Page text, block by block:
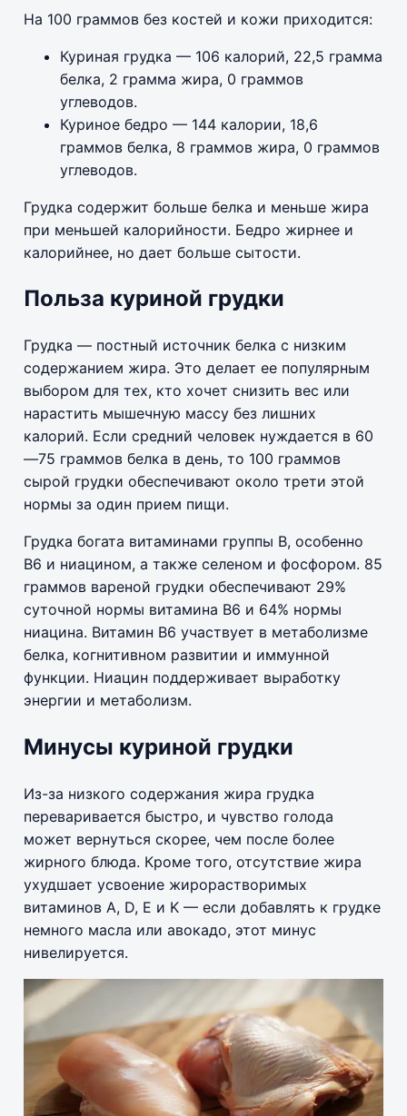
На 100 граммов без костей и кожи приходится:
Куриная грудка — 106 калорий, 22,5 грамма
белка, 2 грамма жира, 0 граммов
углеводов.
Куриное бедро — 144 калории, 18,6
граммов белка, 8 граммов жира, 0 граммов
углеводов.
Грудка содержит больше белка и меньше жира
при меньшей калорийности. Бедро жирнее и
калорийнее, но дает больше сытости.
Польза куриной грудки
Грудка — постный источник белка с низким
содержанием жира. Это делает ее популярным
выбором для тех, кто хочет снизить вес или
нарастить мышечную массу без лишних
калорий. Если средний человек нуждается в 60
—75 граммов белка в день, то 100 граммов
сырой грудки обеспечивают около трети этой
нормы за один прием пищи.
Грудка богата витаминами группы B, особенно
B6 и ниацином, а также селеном и фосфором. 85
граммов вареной грудки обеспечивают 29%
суточной нормы витамина B6 и 64% нормы
ниацина. Витамин B6 участвует в метаболизме
белка, когнитивном развитии и иммунной
функции. Ниацин поддерживает выработку
энергии и метаболизм.
Минусы куриной грудки
Из-за низкого содержания жира грудка
переваривается быстро, и чувство голода
может вернуться скорее, чем после более
жирного блюда. Кроме того, отсутствие жира
ухудшает усвоение жирорастворимых
витаминов A, D, E и K — если добавлять к грудке
немного масла или авокадо, этот минус
нивелируется.